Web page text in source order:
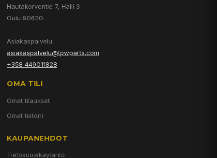
Hautakorventie 7, Halli 3
Oulu 90620
Asiakaspalvelu:
asiakaspalvelu@tpwparts.com
+358 449011828
OMA TILI
Omat tilaukset
Omat tietoni
KAUPANEHDOT
Tietosuojakäytäntö